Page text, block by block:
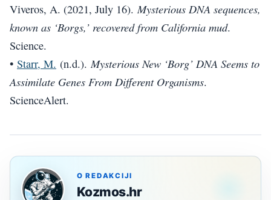
Viveros, A. (2021, July 16). Mysterious DNA sequences,
known as ‘Borgs,’ recovered from California mud.
Science.
• Starr, M. (n.d.). Mysterious New ‘Borg’ DNA Seems to
Assimilate Genes From Different Organisms.
ScienceAlert.
O REDAKCIJI
Kozmos.hr